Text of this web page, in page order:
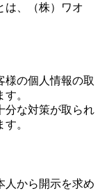
は、（株）ワオ
様の個人情報の取
。
分な対策が取られ
。
人から開示を求め